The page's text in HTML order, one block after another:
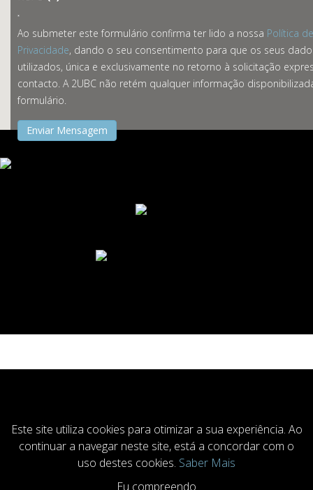
Ao submeter este formulário confirma ter lido a nossa Política de
Privacidade, dando o seu consentimento para que os seus
utilizados, única e exclusivamente no retorno à solicitação
contacto. A 2UBC não retém qualquer informação
formulário.
Enviar Mensagem
Este site utiliza cookies para otimizar a sua experiência. Ao
continuar a navegar neste site, está a concordar com o
uso destes cookies. Saber Mais
Eu compreendo